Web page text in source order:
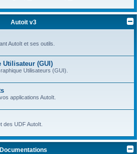
r
Autoit v3
AutoIt et ses outils.
Utilisateur (GUI)
Utilisateurs (GUI).
applications AutoIt.
des UDF AutoIt.
Documentations